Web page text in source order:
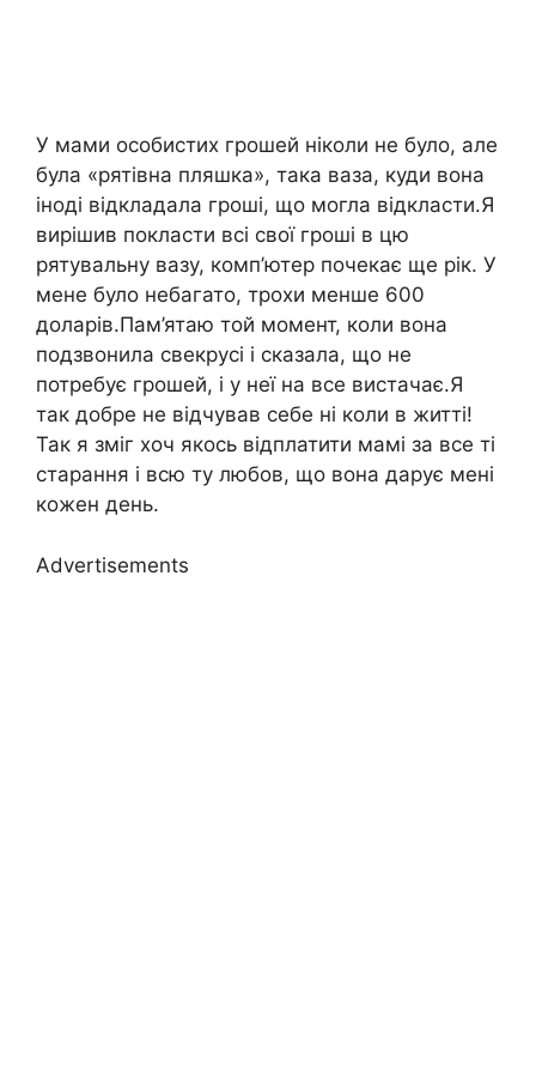
У мами особистих грошей ніколи не було, але
була «рятівна пляшка», така ваза, куди вона
іноді відкладала гроші, що могла відкласти.Я
вирішив покласти всі свої гроші в цю
рятувальну вазу, комп’ютер почекає ще рік. У
мене було небагато, трохи менше 600
доларів.Пам’ятаю той момент, коли вона
подзвонила свекрусі і сказала, що не
потребує грошей, і у неї на все вистачає.Я
так добре не відчував себе ні коли в житті!
Так я зміг хоч якось відплатити мамі за все ті
старання і всю ту любов, що вона дарує мені
кожен день.
Advertisements